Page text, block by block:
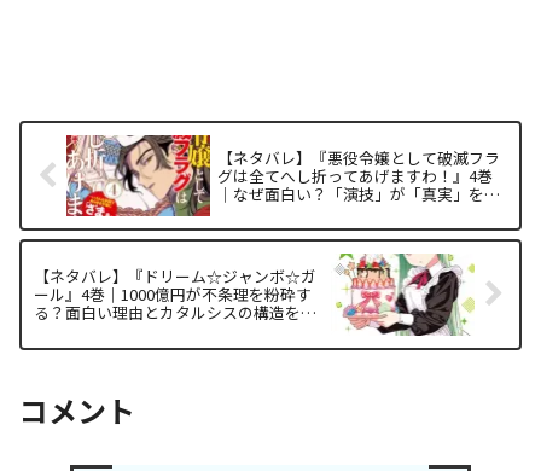
【ネタバレ】『悪役令嬢として破滅フラ
グは全てへし折ってあげますわ！』4巻
｜なぜ面白い？「演技」が「真実」を凌
【ネタバレ】『ドリーム☆ジャンボ☆ガ
ール』4巻｜1000億円が不条理を粉砕す
る？面白い理由とカタルシスの構造を徹
コメント